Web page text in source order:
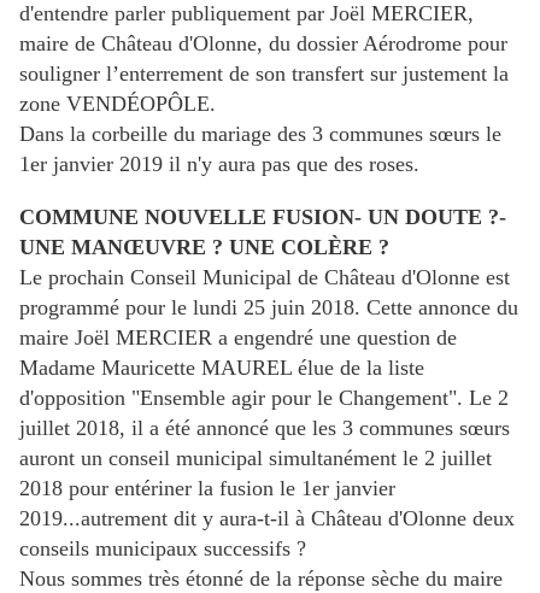
d'entendre parler publiquement par Joël MERCIER,
maire de Château d'Olonne, du dossier Aérodrome pour
souligner l’enterrement de son transfert sur justement la
zone VENDÉOPÔLE.
Dans la corbeille du mariage des 3 communes sœurs le
1er janvier 2019 il n'y aura pas que des roses.
COMMUNE NOUVELLE FUSION- UN DOUTE ?-
UNE MANŒUVRE ? UNE COLÈRE ?
Le prochain Conseil Municipal de Château d'Olonne est
programmé pour le lundi 25 juin 2018. Cette annonce du
maire Joël MERCIER a engendré une question de
Madame Mauricette MAUREL élue de la liste
d'opposition "Ensemble agir pour le Changement". Le 2
juillet 2018, il a été annoncé que les 3 communes sœurs
auront un conseil municipal simultanément le 2 juillet
2018 pour entériner la fusion le 1er janvier
2019...autrement dit y aura-t-il à Château d'Olonne deux
conseils municipaux successifs ?
Nous sommes très étonné de la réponse sèche du maire